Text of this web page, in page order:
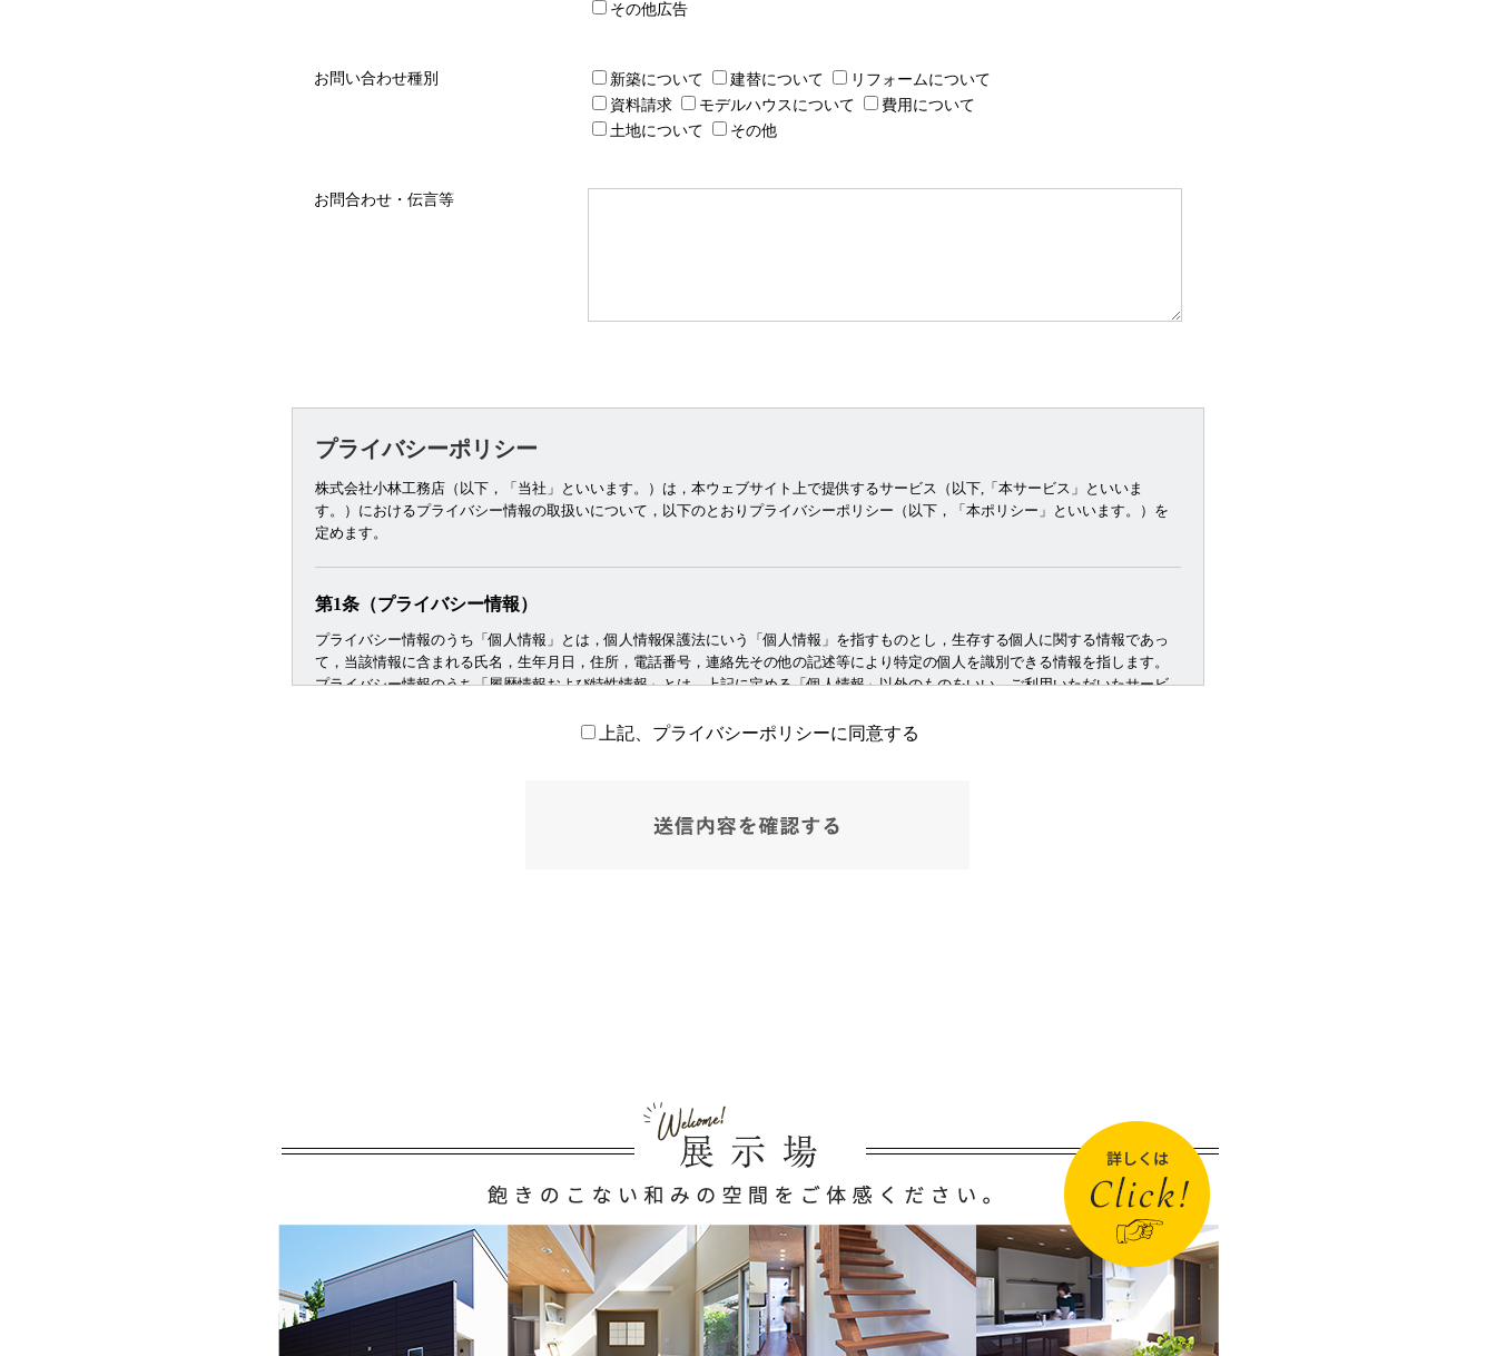
その他広告
お問い合わせ種別 新築について 建替について
リフォームについて
資料請求
モデルハウスについて
費用について
土地について
その他
お問合わせ・伝言等
プライバシーポリシー
株式会社小林工務店（以下，「当社」といいます。）は，本ウェブサイト上で提供するサービス（以下,「本サービス」といいま
す。）におけるプライバシー情報の取扱いについて，以下のとおりプライバシーポリシー（以下，「本ポリシー」といいます。）を
定めます。
第1条（プライバシー情報）
プライバシー情報のうち「個人情報」とは，個人情報保護法にいう「個人情報」を指すものとし，生存する個人に関する情報であっ
て，当該情報に含まれる氏名，生年月日，住所，電話番号，連絡先その他の記述等により特定の個人を識別できる情報を指します。
プライバシー情報のうち「履歴情報および特性情報」とは，上記に定める「個人情報」以外のものをいい，ご利用いただいたサービ
法，ご利用環境，郵便番号や性別，職業，年齢，ユーザーのIPアドレス，クッキー情報，位置情報，端末の個体識別情報などを指しま
当社が個人情報を収集・利用する目的は，以下のとおりです。
（1）ユーザーに自分の登録情報の閲覧や修正，利用状況の閲覧を行っていただくために，氏名，住所，連絡先，支払方法などの登録
情報，利用されたサービスや購入された商品，およびそれらの代金などに関する情報を表示する目的
（2）ユーザーにお知らせや連絡をするためにメールアドレスを利用する場合やユーザーに商品を送付したり必要に応じて連絡したり
するため，氏名や住所などの連絡先情報を利用する目的
（3）ユーザーの本人確認を行うために，氏名，生年月日，住所，電話番号，銀行口座番号，クレジットカード番号，運転免許証番
号，配達証明付き郵便の到達結果などの情報を利用する目的
（4）ユーザーに代金を請求するために，購入された商品名や数量，利用されたサービスの種類や期間，回数，請求金額，氏名，住
所，銀行口座番号やクレジットカード番号などの支払に関する情報などを利用する目的
（5）ユーザーが簡便にデータを入力できるようにするために，当社に登録されている情報を入力画面に表示させたり，ユーザーのご
指示に基づいて他のサービスなど（提携先が提供するものも含みます）に転送したりする目的
上記、プライバシーポリシーに同意する